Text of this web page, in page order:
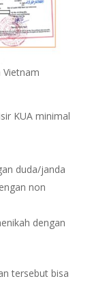
Vietnam
KUA minimal
duda/janda
non
dengan
tersebut bisa